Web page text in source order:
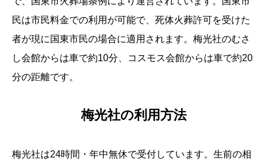
民は市民料金での利用が可能で、死体火葬許可を受けた
者が現に国東市民の場合に適用されます。梅光社のむさ
し会館からは車で約10分、コスモス会館からは車で約20
分の距離です。
梅光社の利用方法
梅光社は24時間・年中無休で受付しています。生前の相